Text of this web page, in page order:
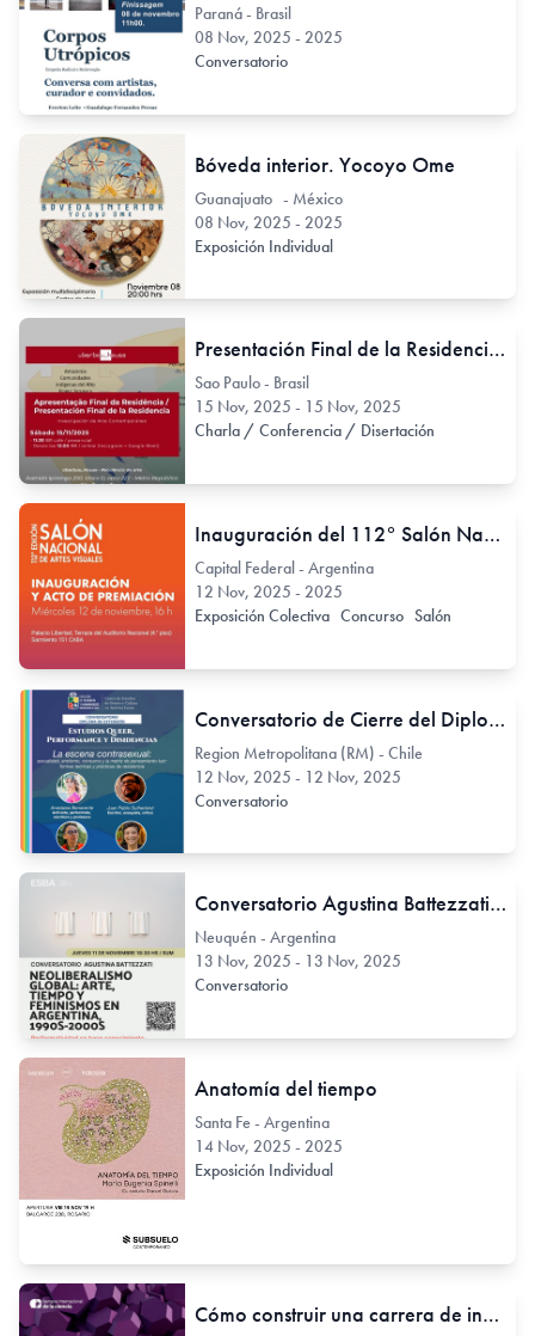
Paraná - Brasil
08 Nov, 2025 - 2025
Conversatorio
Bóveda interior. Yocoyo Ome
Guanajuato - México
08 Nov, 2025 - 2025
Exposición Individual
Presentación Final de la Residencia Uberbau_house / noviembre 2025 [pesquisa de arte contemporáneo]
Sao Paulo - Brasil
15 Nov, 2025 - 15 Nov, 2025
Charla / Conferencia / Disertación
Inauguración del 112° Salón Nacional de Artes Visuales
Capital Federal - Argentina
12 Nov, 2025 - 2025
Exposición Colectiva Concurso Salón
Conversatorio de Cierre del Diplomado en Estudios Queer, Performance y Disidencias: “La escena contrasexual: sexualidad, erotismo, consumo y la matriz de pensamiento kuir. Formas teóricas y prácticas de resistencia”
Region Metropolitana (RM) - Chile
12 Nov, 2025 - 12 Nov, 2025
Conversatorio
Conversatorio Agustina Battezzati: "Neoliberalismo Global: Arte, Tiempo y Feminismos en Argentina, 1990s-2000s"
Neuquén - Argentina
13 Nov, 2025 - 13 Nov, 2025
Conversatorio
Anatomía del tiempo
Santa Fe - Argentina
14 Nov, 2025 - 2025
Exposición Individual
Cómo construir una carrera de investigación en artes. Semana Internacional de la Ciencia para la Paz y el Desarrollo